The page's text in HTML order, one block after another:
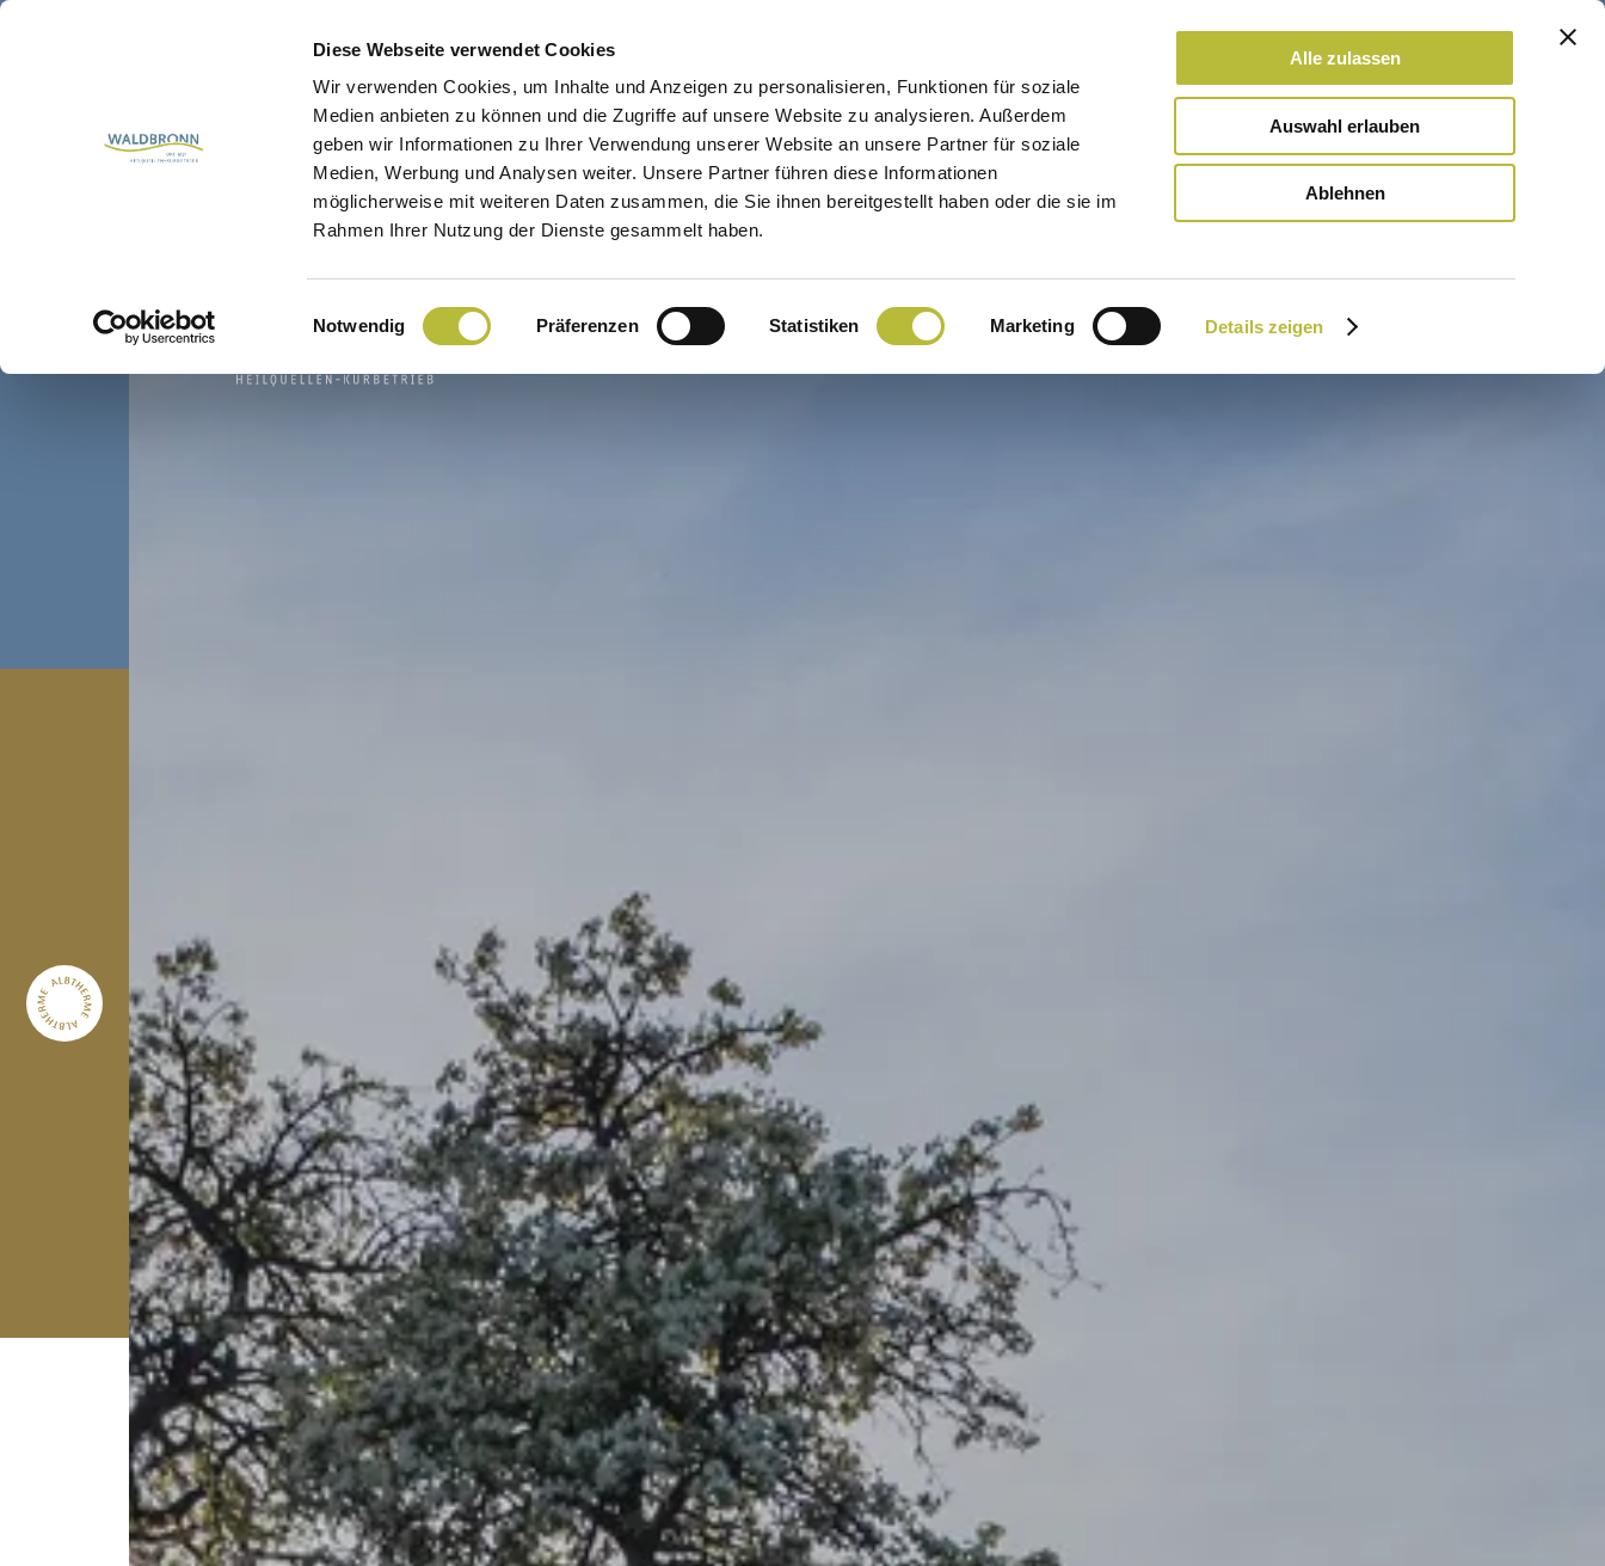
Diese Webseite verwendet Cookies
Wir verwenden Cookies, um Inhalte und Anzeigen zu personalisieren, Funktionen für soziale
Medien anbieten zu können und die Zugriffe auf unsere Website zu analysieren. Außerdem
geben wir Informationen zu Ihrer Verwendung unserer Website an unsere Partner für soziale
Medien, Werbung und Analysen weiter. Unsere Partner führen diese Informationen
möglicherweise mit weiteren Daten zusammen, die Sie ihnen bereitgestellt haben oder die sie im
Rahmen Ihrer Nutzung der Dienste gesammelt haben.
Einwilligungsauswahl
Notwendig Präferenzen Statistiken Marketing Details zeigen
Alle zulassen
Auswahl erlauben
Ablehnen
Main navigation